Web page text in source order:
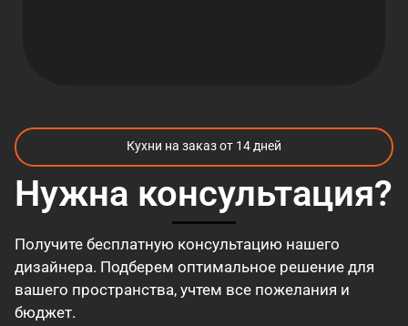
Кухни на заказ от 14 дней
Нужна консультация?
Получите бесплатную консультацию нашего
дизайнера. Подберем оптимальное решение для
вашего пространства, учтем все пожелания и
бюджет.